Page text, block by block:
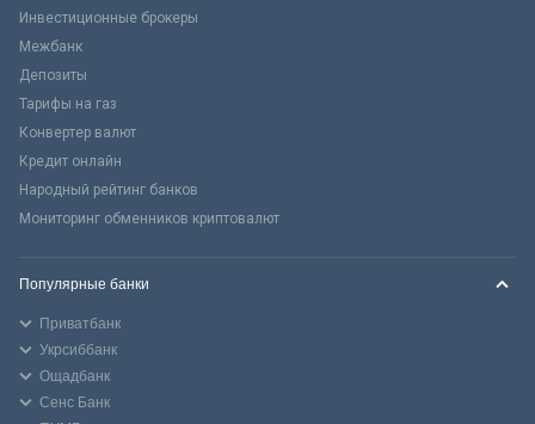
Инвестиционные брокеры
Межбанк
Депозиты
Тарифы на газ
Конвертер валют
Кредит онлайн
Народный рейтинг банков
Мониторинг обменников криптовалют
Популярные банки
Приватбанк
Укрсиббанк
Ощадбанк
Сенс Банк